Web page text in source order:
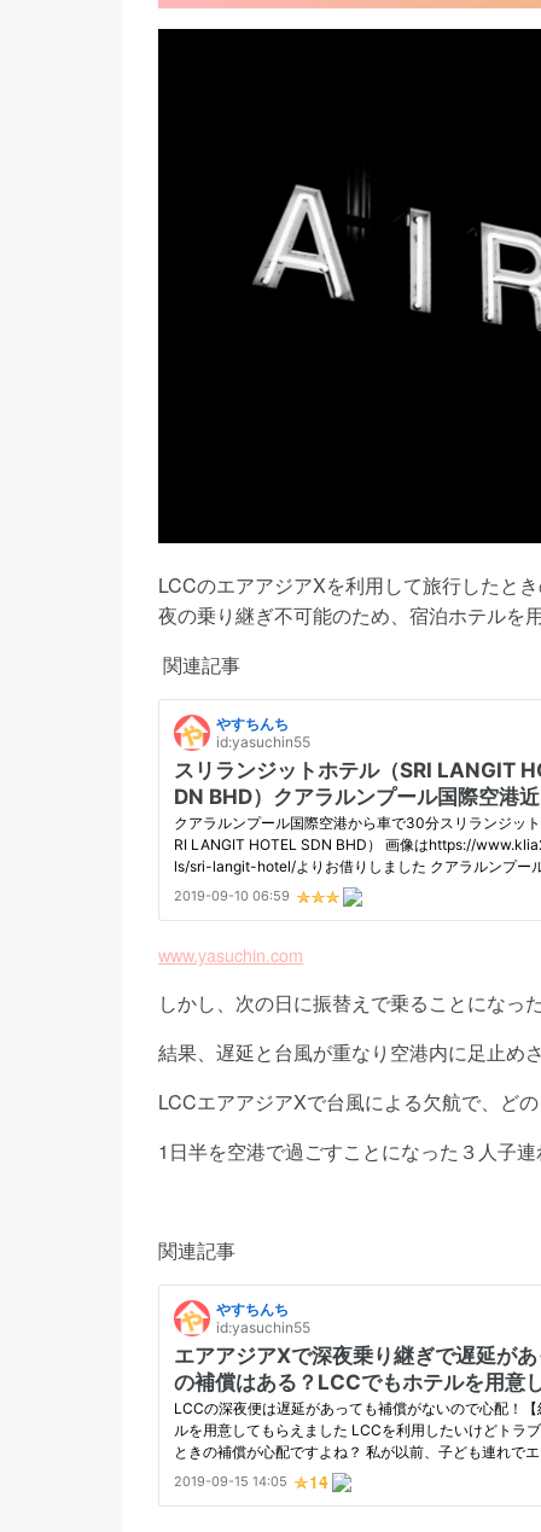
LCCのエアアジアXを利用して旅行したと
夜の乗り継ぎ不可能のため、宿泊ホテルを
関連記事
www.yasuchin.com
しかし、次の日に振替えで乗ることになっ
結果、遅延と台風が重なり空港内に足止め
LCCエアアジアXで台風による欠航で、ど
1日半を空港で過ごすことになった３人子連
関連記事